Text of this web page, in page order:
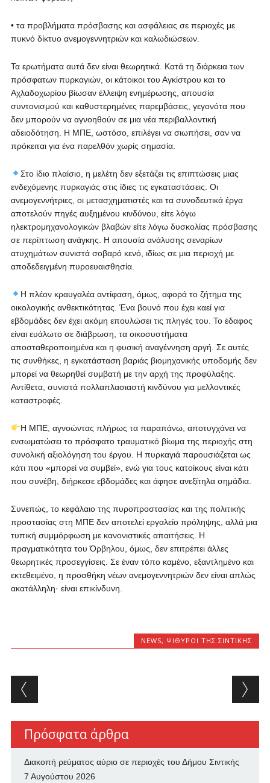
• τα προβλήματα πρόσβασης και ασφάλειας σε περιοχές με
πυκνό δίκτυο ανεμογεννητριών και καλωδιώσεων.
Τα ερωτήματα αυτά δεν είναι θεωρητικά. Κατά τη διάρκεια των
πρόσφατων πυρκαγιών, οι κάτοικοι του Αγκίστρου και το
Αχλαδοχωρίου βίωσαν έλλειψη ενημέρωσης, απουσία
συντονισμού και καθυστερημένες παρεμβάσεις, γεγονότα που
δεν μπορούν να αγνοηθούν σε μια νέα περιβαλλοντική
αδειοδότηση. Η ΜΠΕ, ωστόσο, επιλέγει να σιωπήσει, σαν να
πρόκειται για ένα παρελθόν χωρίς σημασία.
Στο ίδιο πλαίσιο, η μελέτη δεν εξετάζει τις επιπτώσεις μιας
ενδεχόμενης πυρκαγιάς στις ίδιες τις εγκαταστάσεις. Οι
ανεμογεννήτριες, οι μετασχηματιστές και τα συνοδευτικά έργα
αποτελούν πηγές αυξημένου κινδύνου, είτε λόγω
ηλεκτρομηχανολογικών βλαβών είτε λόγω δυσκολίας πρόσβασης
σε περίπτωση ανάγκης. Η απουσία ανάλυσης σεναρίων
ατυχημάτων συνιστά σοβαρό κενό, ιδίως σε μια περιοχή με
αποδεδειγμένη πυροευαισθησία.
Η πλέον κραυγαλέα αντίφαση, όμως, αφορά το ζήτημα της
οικολογικής ανθεκτικότητας. Ένα βουνό που έχει καεί για
εβδομάδες δεν έχει ακόμη επουλώσει τις πληγές του. Το έδαφος
είναι ευάλωτο σε διάβρωση, τα οικοσυστήματα
αποσταθεροποιημένα και η φυσική αναγέννηση αργή. Σε αυτές
τις συνθήκες, η εγκατάσταση βαριάς βιομηχανικής υποδομής δεν
μπορεί να θεωρηθεί συμβατή με την αρχή της προφύλαξης.
Αντίθετα, συνιστά πολλαπλασιαστή κινδύνου για μελλοντικές
καταστροφές.
Η ΜΠΕ, αγνοώντας πλήρως τα παραπάνω, αποτυγχάνει να
ενσωματώσει το πρόσφατο τραυματικό βίωμα της περιοχής στη
συνολική αξιολόγηση του έργου. Η πυρκαγιά παρουσιάζεται ως
κάτι που «μπορεί να συμβεί», ενώ για τους κατοίκους είναι κάτι
που συνέβη, διήρκεσε εβδομάδες και άφησε ανεξίτηλα σημάδια.
Συνεπώς, το κεφάλαιο της πυροπροστασίας και της πολιτικής
προστασίας στη ΜΠΕ δεν αποτελεί εργαλείο πρόληψης, αλλά μια
τυπική συμμόρφωση με κανονιστικές απαιτήσεις. Η
πραγματικότητα του Όρβηλου, όμως, δεν επιτρέπει άλλες
θεωρητικές προσεγγίσεις. Σε έναν τόπο καμένο, εξαντλημένο και
εκτεθειμένο, η προσθήκη νέων ανεμογεννητριών δεν είναι απλώς
ακατάλληλη· είναι επικίνδυνη.
NEWS, ΨΊΘΥΡΟΙ ΤΗΣ ΣΙΝΤΙΚΉΣ
Post navigation
Πρόσφατα άρθρα
Διακοπή ρεύματος αύριο σε περιοχές του Δήμου Σιντικής
7 Αυγούστου 2026